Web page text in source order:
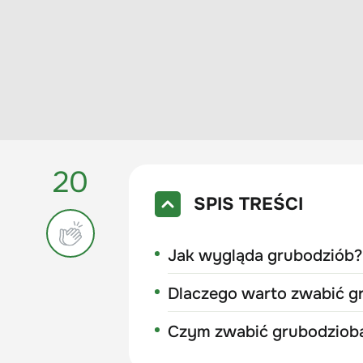
20
SPIS TREŚCI
Jak wygląda grubodziób?
Dlaczego warto zwabić
Czym zwabić